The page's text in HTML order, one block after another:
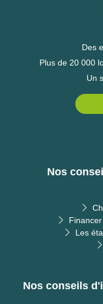
Des
Plus de 20 000
Un
Nos
Les
Nos conseils